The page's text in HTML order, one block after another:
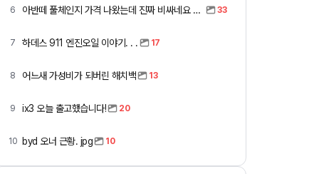
6 아반떼 풀체인지 가격 나왔는데 진짜 비싸네요 ㅎㅎ 33
7 하데스 911 엔진오일 이야기. . . 17
8 어느새 가성비가 되버린 해치백 13
9 ix3 오늘 출고했습니다! 20
10 byd 오너 근황. jpg 10